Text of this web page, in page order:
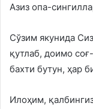
Азиз опа-
Сўзим якунида
қутлаб, доимо
бахти бутун, ҳар
Илоҳим,